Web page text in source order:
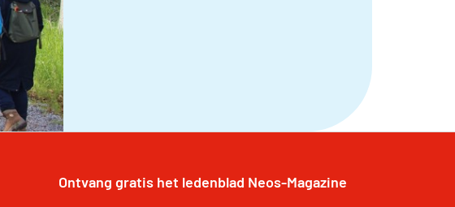
Ontvang gratis het ledenblad Neos-Magazine